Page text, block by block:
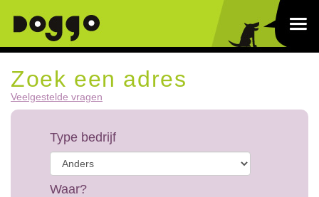
Zoek een adres
Veelgestelde vragen
Type bedrijf
Waar?